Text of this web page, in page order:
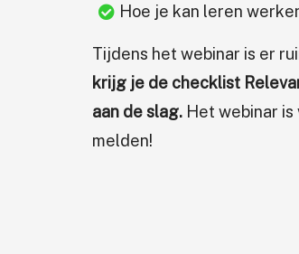
Hoe je kan leren
Tijdens het webinar is er
krijg je de checklist
aan de slag. Het webinar
melden!